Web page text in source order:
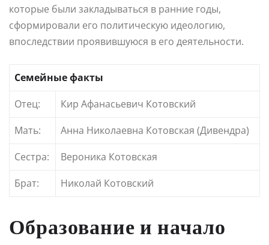
которые были закладываться в ранние годы,
сформировали его политическую идеологию,
впоследствии проявившуюся в его деятельности.
Семейные факты
Отец:
Кир Афанасьевич Котовский
Мать:
Анна Николаевна Котовская (Дивендра)
Сестра:
Вероника Котовская
Брат:
Николай Котовский
Образование и начало